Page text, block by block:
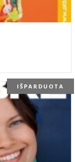
IŠPARDUOTA